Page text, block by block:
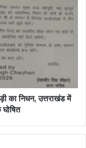
का निधन, उत्तराखंड में